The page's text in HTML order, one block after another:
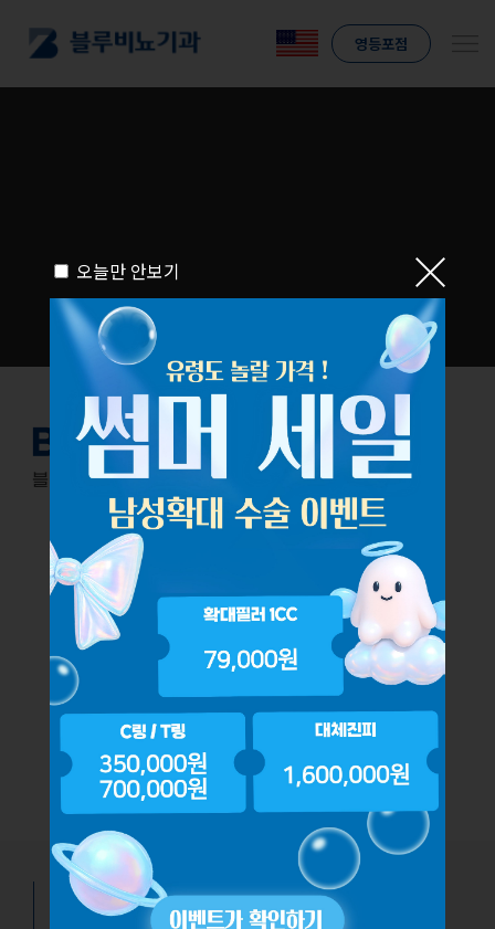
영등포점
오늘만 안보기